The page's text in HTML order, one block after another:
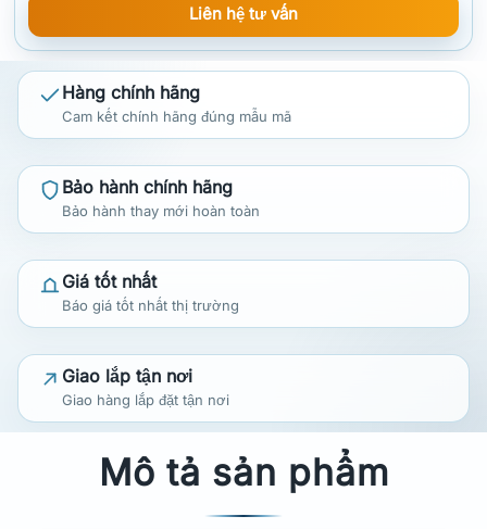
Liên hệ tư vấn
Hàng chính hãng
Cam kết chính hãng đúng mẫu mã
Bảo hành chính hãng
Bảo hành thay mới hoàn toàn
Giá tốt nhất
Báo giá tốt nhất thị trường
Giao lắp tận nơi
Giao hàng lắp đặt tận nơi
Mô tả sản phẩm